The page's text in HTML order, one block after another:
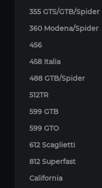
355 GTS/GTB/Spider
360 Modena/Spider
456
458 Italia
488 GTB/Spider
512TR
599 GTB
599 GTO
612 Scaglietti
812 Superfast
California